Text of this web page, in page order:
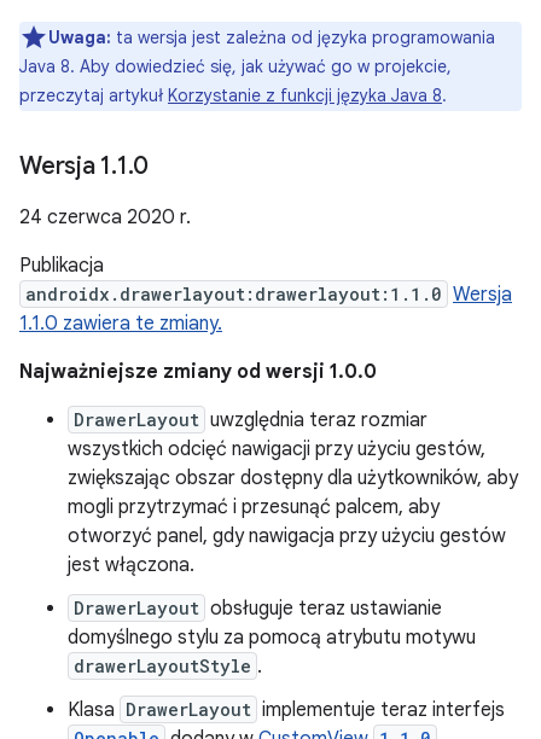
Uwaga: ta wersja jest zależna od języka programowania
Java 8. Aby dowiedzieć się, jak używać go w projekcie,
przeczytaj artykuł Korzystanie z funkcji języka Java 8.
Wersja 1.1.0
24 czerwca 2020 r.
Publikacja
androidx.drawerlayout:drawerlayout:1.1.0 Wersja
1.1.0 zawiera te zmiany.
Najważniejsze zmiany od wersji 1.0.0
DrawerLayout uwzględnia teraz rozmiar
wszystkich odcięć nawigacji przy użyciu gestów,
zwiększając obszar dostępny dla użytkowników, aby
mogli przytrzymać i przesunąć palcem, aby
otworzyć panel, gdy nawigacja przy użyciu gestów
jest włączona.
DrawerLayout obsługuje teraz ustawianie
domyślnego stylu za pomocą atrybutu motywu
drawerLayoutStyle .
Klasa DrawerLayout implementuje teraz interfejs